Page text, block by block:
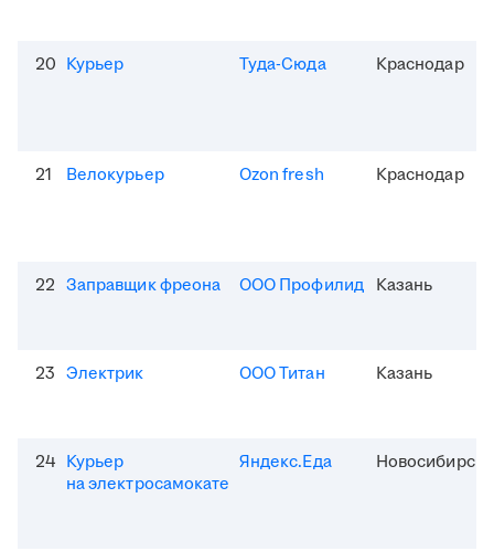
20 Курьер Туда-Сюда Краснодар
21 Велокурьер Ozon fresh Краснодар
22 Заправщик фреона ООО Профилид Казань
23 Электрик ООО Титан Казань
24 Курьер
на электросамокате
Яндекс.Еда Новосибирск